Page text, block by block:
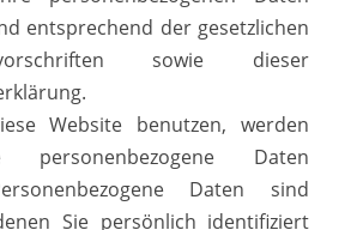
entsprechend der gesetzlichen
sowie dieser
Website benutzen, werden
personenbezogene Daten
Daten sind
Sie persönlich identifiziert